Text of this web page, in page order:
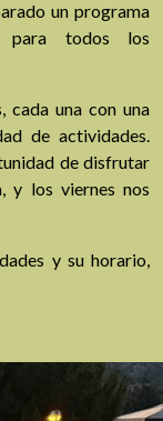
un programa
para todos los
cada una con una
de actividades.
de disfrutar
y los viernes nos
y su horario,